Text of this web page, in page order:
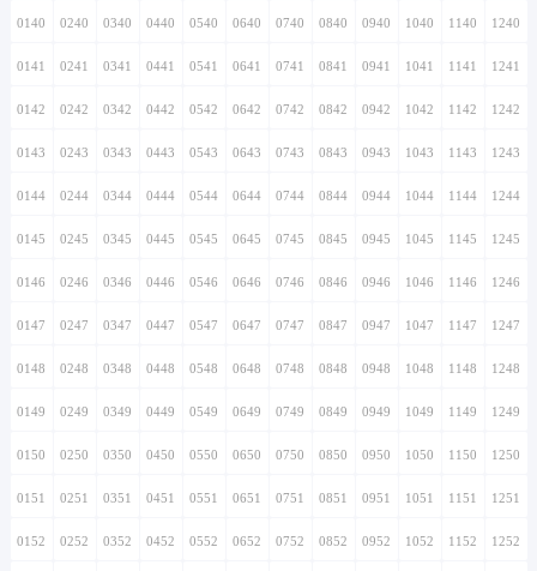
0140 0240 0340 0440 0540 0640 0740 0840 0940 1040 1140 1240
0141 0241 0341 0441 0541 0641 0741 0841 0941 1041 1141 1241
0142 0242 0342 0442 0542 0642 0742 0842 0942 1042 1142 1242
0143 0243 0343 0443 0543 0643 0743 0843 0943 1043 1143 1243
0144 0244 0344 0444 0544 0644 0744 0844 0944 1044 1144 1244
0145 0245 0345 0445 0545 0645 0745 0845 0945 1045 1145 1245
0146 0246 0346 0446 0546 0646 0746 0846 0946 1046 1146 1246
0147 0247 0347 0447 0547 0647 0747 0847 0947 1047 1147 1247
0148 0248 0348 0448 0548 0648 0748 0848 0948 1048 1148 1248
0149 0249 0349 0449 0549 0649 0749 0849 0949 1049 1149 1249
0150 0250 0350 0450 0550 0650 0750 0850 0950 1050 1150 1250
0151 0251 0351 0451 0551 0651 0751 0851 0951 1051 1151 1251
0152 0252 0352 0452 0552 0652 0752 0852 0952 1052 1152 1252